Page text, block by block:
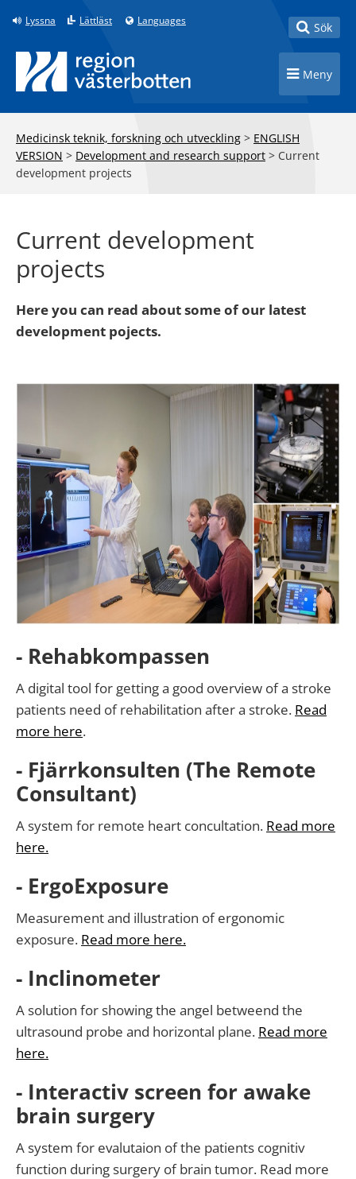
Till innehåll på sidan
Lyssna Lättläst Languages Toggle
Sök
Toggle
Meny
Medicinsk teknik, forskning och utveckling > ENGLISH
VERSION > Development and research support > Current
development projects
Current development
projects
Here you can read about some of our latest
development pojects.
- Rehabkompassen
A digital tool for getting a good overview of a stroke
patients need of rehabilitation after a stroke. Read
more here.
- Fjärrkonsulten (The Remote
Consultant)
A system for remote heart concultation. Read more
here.
- ErgoExposure
Measurement and illustration of ergonomic
exposure. Read more here.
- Inclinometer
A solution for showing the angel betweend the
ultrasound probe and horizontal plane. Read more
here.
- Interactiv screen for awake
brain surgery
A system for evalutaion of the patients cognitiv
function during surgery of brain tumor. Read more